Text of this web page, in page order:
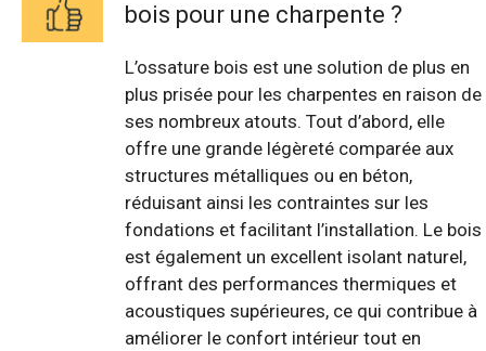
bois pour une charpente ?
L’ossature bois est une solution de plus en
plus prisée pour les charpentes en raison de
ses nombreux atouts. Tout d’abord, elle
offre une grande légèreté comparée aux
structures métalliques ou en béton,
réduisant ainsi les contraintes sur les
fondations et facilitant l’installation. Le bois
est également un excellent isolant naturel,
offrant des performances thermiques et
acoustiques supérieures, ce qui contribue à
améliorer le confort intérieur tout en